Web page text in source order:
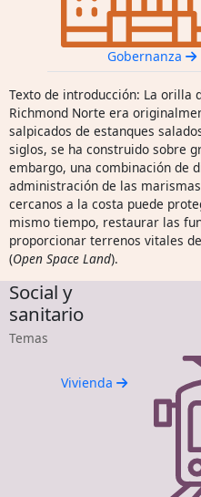
Gobernanza
Texto de introducción: La orilla
Richmond Norte era
salpicados de estanques
siglos, se ha construido sobre
embargo, una combinación de
administración de las
cercanos a la costa puede
mismo tiempo, restaurar las
proporcionar terrenos vitales
(Open Space Land).
Social y
sanitario
Temas
Vivienda